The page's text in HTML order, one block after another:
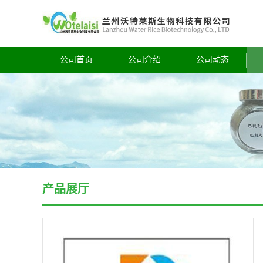
公司首页 公司介绍 公司动态
产品展厅